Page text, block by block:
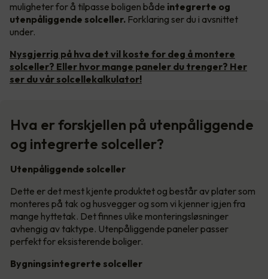
muligheter for å tilpasse boligen både integrerte og
utenpåliggende solceller. Forklaring ser du i avsnittet
under.
Nysgjerrig på hva det vil koste for deg å montere
solceller? Eller hvor mange paneler du trenger? Her
ser du vår solcellekalkulator!
Hva er forskjellen på utenpåliggende
og integrerte solceller?
Utenpåliggende solceller
Dette er det mest kjente produktet og består av plater som
monteres på tak og husvegger og som vi kjenner igjen fra
mange hyttetak. Det finnes ulike monteringsløsninger
avhengig av taktype. Utenpåliggende paneler passer
perfekt for eksisterende boliger.
Bygningsintegrerte solceller